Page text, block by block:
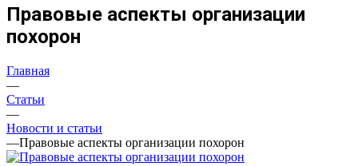
Правовые аспекты организации
похорон
Главная
—
Статьи
—
Новости и статьи
—Правовые аспекты организации похорон